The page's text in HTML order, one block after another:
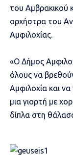
του Αμβρακικού
ορχήστρα του
Αμφιλοχίας.
«Ο Δήμος
όλους να
Αμφιλοχία και
μια γιορτή με
δίπλα στη